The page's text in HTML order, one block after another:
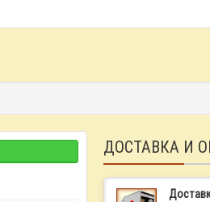
ДОСТАВКА И